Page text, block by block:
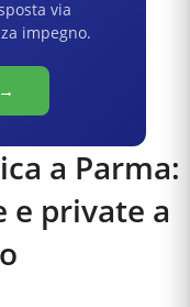
via
impegno.
a Parma:
private a